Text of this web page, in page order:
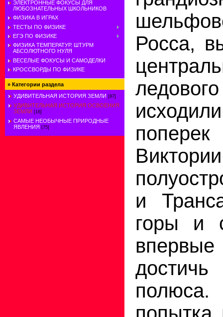
ЭЛЕКТРОННЫЕ ФОКУСЫ ДЛЯ
ЛЮБОЗНАТЕЛЬНЫХ ШКОЛЬНИКОВ
ФИЗИКА В ИГРАХ
ТЕСТЫ ПО ФИЗИКЕ
ЕГЭ ПО ФИЗИКЕ
ФИЗИКА ТЕМПЕРАТУР. ШТУРМ
АБСОЛЮТНОГО НУЛЯ
ВЕСЕЛЫЕ ФОКУСЫ И САМОДЕЛКИ
КРОССВОРДЫ ПО ФИЗИКЕ
» Категории раздела
УДИВИТЕЛЬНАЯ ИСТОРИЯ ЗЕМЛИ [87]
УДИВИТЕЛЬНАЯ ИСТОРИЯ ОСВОЕНИЯ
ЗЕМЛИ [16]
САМЫЕ НЕОБЫЧНЫЕ ПРИРОДНЫЕ
ЯВЛЕНИЯ [75]
Росса,
и
горы и